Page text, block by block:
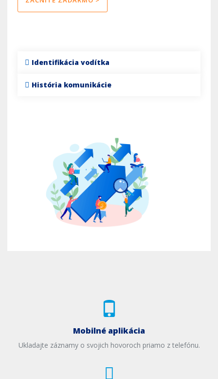
Identifikácia vodítka
História komunikácie
Mobilné aplikácia
Ukladajte záznamy o svojich hovoroch priamo z telefónu.